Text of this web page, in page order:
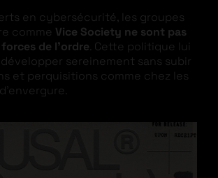
en cybersécurité, les groupes
comme Vice Society ne sont pas
de l’ordre. Cette politique lui
sereinement sans subir
et perquisitions comme chez les